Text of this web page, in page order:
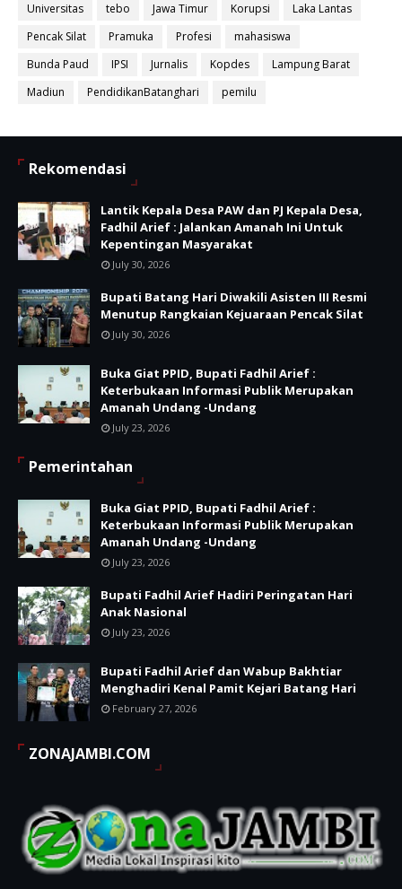
Universitas
tebo Jawa Timur Korupsi
Laka Lantas
Pencak Silat
Pramuka Profesi
mahasiswa
Bunda Paud
IPSI Jurnalis Kopdes
Lampung Barat
Madiun
PendidikanBatanghari pemilu
Rekomendasi
Lantik Kepala Desa PAW dan PJ Kepala Desa,
Fadhil Arief : Jalankan Amanah Ini Untuk
Kepentingan Masyarakat
July 30, 2026
Bupati Batang Hari Diwakili Asisten III Resmi
Menutup Rangkaian Kejuaraan Pencak Silat
July 30, 2026
Buka Giat PPID, Bupati Fadhil Arief :
Keterbukaan Informasi Publik Merupakan
Amanah Undang -Undang
July 23, 2026
Pemerintahan
Buka Giat PPID, Bupati Fadhil Arief :
Keterbukaan Informasi Publik Merupakan
Amanah Undang -Undang
July 23, 2026
Bupati Fadhil Arief Hadiri Peringatan Hari
Anak Nasional
July 23, 2026
Bupati Fadhil Arief dan Wabup Bakhtiar
Menghadiri Kenal Pamit Kejari Batang Hari
February 27, 2026
ZONAJAMBI.COM